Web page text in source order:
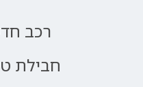
רכב
חבילת